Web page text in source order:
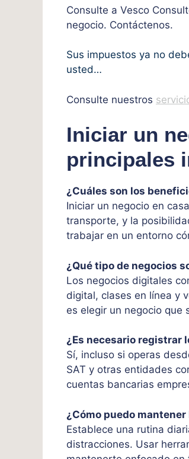
Consulte a Vesco
negocio. Contáctenos.
Sus impuestos ya no
usted…
Consulte nuestros
Iniciar un
principales
¿Cuáles son los
Iniciar un negocio en
transporte, y la
trabajar en un entorno
¿Qué tipo de negocios
Los negocios digitales
digital, clases en línea y
es elegir un negocio que
¿Es necesario registrar
Sí, incluso si operas
SAT y otras entidades
cuentas bancarias
¿Cómo puedo
Establece una rutina
distracciones. Usar